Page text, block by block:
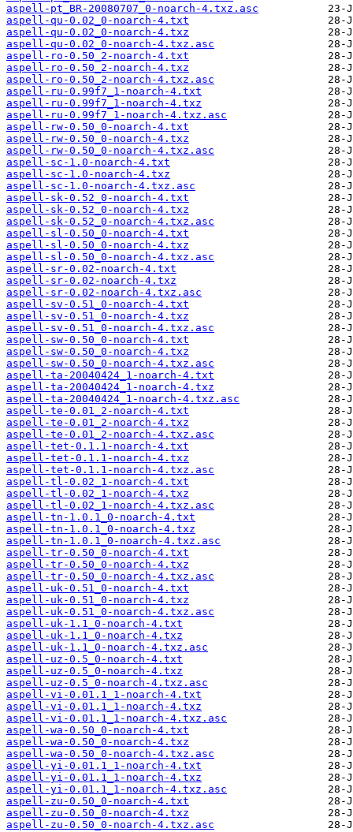
aspell-pt_BR-20080707_0-noarch-4.txz.asc
aspell-qu-0.02_0-noarch-4.txt
aspell-qu-0.02_0-noarch-4.txz
aspell-qu-0.02_0-noarch-4.txz.asc
aspell-ro-0.50_2-noarch-4.txt
aspell-ro-0.50_2-noarch-4.txz
aspell-ro-0.50_2-noarch-4.txz.asc
aspell-ru-0.99f7_1-noarch-4.txt
aspell-ru-0.99f7_1-noarch-4.txz
aspell-ru-0.99f7_1-noarch-4.txz.asc
aspell-rw-0.50_0-noarch-4.txt
aspell-rw-0.50_0-noarch-4.txz
aspell-rw-0.50_0-noarch-4.txz.asc
aspell-sc-1.0-noarch-4.txt
aspell-sc-1.0-noarch-4.txz
aspell-sc-1.0-noarch-4.txz.asc
aspell-sk-0.52_0-noarch-4.txt
aspell-sk-0.52_0-noarch-4.txz
aspell-sk-0.52_0-noarch-4.txz.asc
aspell-sl-0.50_0-noarch-4.txt
aspell-sl-0.50_0-noarch-4.txz
aspell-sl-0.50_0-noarch-4.txz.asc
aspell-sr-0.02-noarch-4.txt
aspell-sr-0.02-noarch-4.txz
aspell-sr-0.02-noarch-4.txz.asc
aspell-sv-0.51_0-noarch-4.txt
aspell-sv-0.51_0-noarch-4.txz
aspell-sv-0.51_0-noarch-4.txz.asc
aspell-sw-0.50_0-noarch-4.txt
aspell-sw-0.50_0-noarch-4.txz
aspell-sw-0.50_0-noarch-4.txz.asc
aspell-ta-20040424_1-noarch-4.txt
aspell-ta-20040424_1-noarch-4.txz
aspell-ta-20040424_1-noarch-4.txz.asc
aspell-te-0.01_2-noarch-4.txt
aspell-te-0.01_2-noarch-4.txz
aspell-te-0.01_2-noarch-4.txz.asc
aspell-tet-0.1.1-noarch-4.txt
aspell-tet-0.1.1-noarch-4.txz
aspell-tet-0.1.1-noarch-4.txz.asc
aspell-tl-0.02_1-noarch-4.txt
aspell-tl-0.02_1-noarch-4.txz
aspell-tl-0.02_1-noarch-4.txz.asc
aspell-tn-1.0.1_0-noarch-4.txt
aspell-tn-1.0.1_0-noarch-4.txz
aspell-tn-1.0.1_0-noarch-4.txz.asc
aspell-tr-0.50_0-noarch-4.txt
aspell-tr-0.50_0-noarch-4.txz
aspell-tr-0.50_0-noarch-4.txz.asc
aspell-uk-0.51_0-noarch-4.txt
aspell-uk-0.51_0-noarch-4.txz
aspell-uk-0.51_0-noarch-4.txz.asc
aspell-uk-1.1_0-noarch-4.txt
aspell-uk-1.1_0-noarch-4.txz
aspell-uk-1.1_0-noarch-4.txz.asc
aspell-uz-0.5_0-noarch-4.txt
aspell-uz-0.5_0-noarch-4.txz
aspell-uz-0.5_0-noarch-4.txz.asc
aspell-vi-0.01.1_1-noarch-4.txt
aspell-vi-0.01.1_1-noarch-4.txz
aspell-vi-0.01.1_1-noarch-4.txz.asc
aspell-wa-0.50_0-noarch-4.txt
aspell-wa-0.50_0-noarch-4.txz
aspell-wa-0.50_0-noarch-4.txz.asc
aspell-yi-0.01.1_1-noarch-4.txt
aspell-yi-0.01.1_1-noarch-4.txz
aspell-yi-0.01.1_1-noarch-4.txz.asc
aspell-zu-0.50_0-noarch-4.txt
aspell-zu-0.50_0-noarch-4.txz
aspell-zu-0.50_0-noarch-4.txz.asc